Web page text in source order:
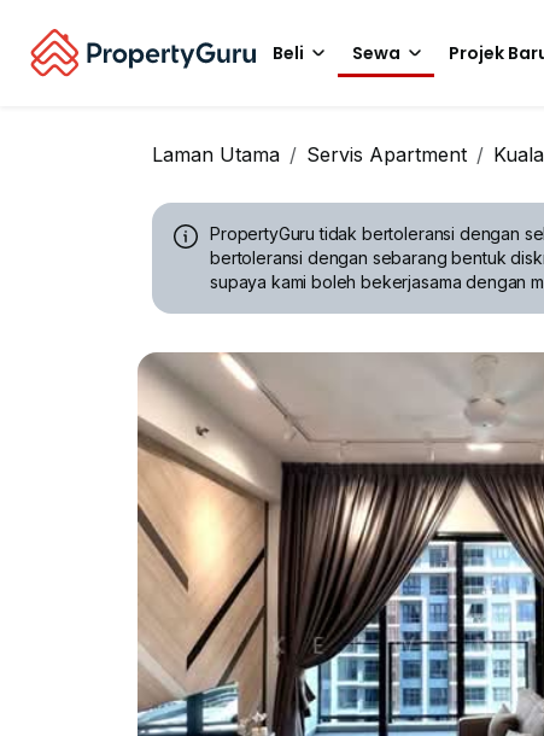
Beli Sewa Projek
Laman Utama Servis Apartment
PropertyGuru tidak bertoleransi dengan
bertoleransi dengan sebarang bentuk
supaya kami boleh bekerjasama dengan